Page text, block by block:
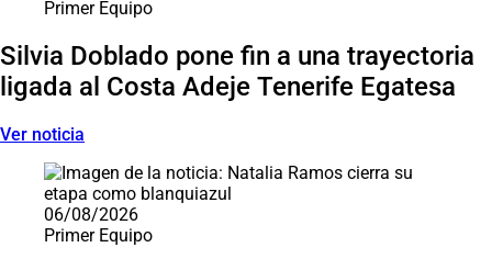
Primer Equipo
Silvia Doblado pone fin a una trayectoria
ligada al Costa Adeje Tenerife Egatesa
Ver noticia
06/08/2026
Primer Equipo